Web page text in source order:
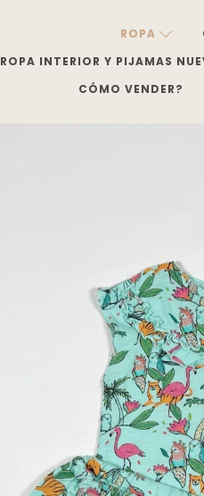
ROPA
ROPA INTERIOR Y PIJAMAS
CÓMO VENDER?